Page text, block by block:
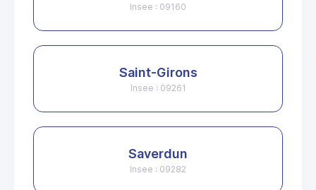
Insee : 09160
Saint-Girons
Insee : 09261
Saverdun
Insee : 09282